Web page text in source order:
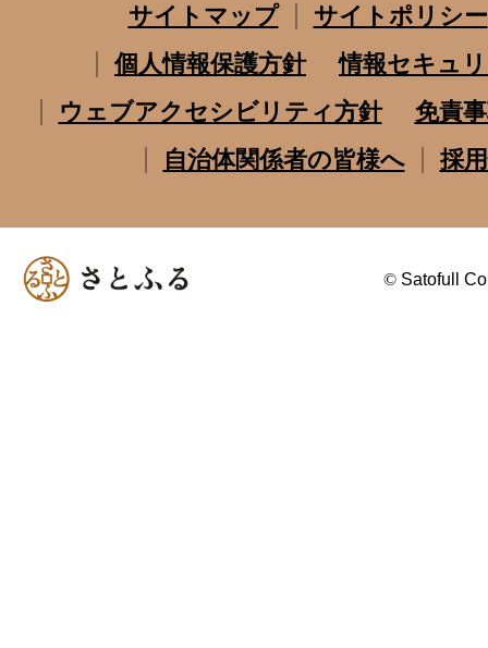
サイトマップ
サイトポリシー
個人情報保護方針
情報セキュ
ウェブアクセシビリティ方針
免責
自治体関係者の皆様へ
採
© Satofull